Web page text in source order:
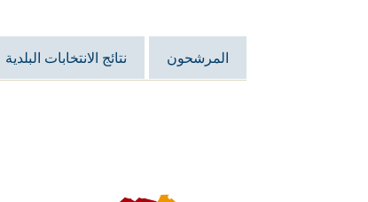
نتائج الانتخابات البلدية المرشحون